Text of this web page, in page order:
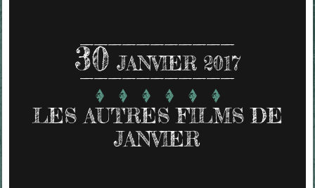
30 JANVIER 2017
LES AUTRES FILMS DE
JANVIER